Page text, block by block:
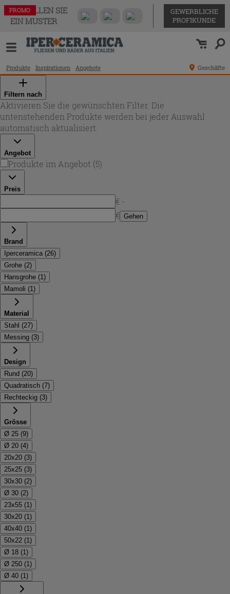
BESTELLEN SIE
EIN MUSTER
GEWERBLICHE
PROFIKUNDE
Produkte Inspirationen Angebote Geschäfte
Filtern nach
Aktivieren Sie die gewünschten Filter. Die
untenstehenden Produkte werden bei jeder Auswahl
automatisch aktualisiert.
Angebot
Produkte im Angebot (5)
Preis
€ -
€ Gehen
Brand
Iperceramica (26)
Grohe (2)
Hansgrohe (1)
Mamoli (1)
Material
Stahl (27)
Messing (3)
Design
Rund (20)
Quadratisch (7)
Rechteckig (3)
Grösse
Ø 25 (9)
Ø 20 (4)
20x20 (3)
25x25 (3)
30x30 (2)
Ø 30 (2)
23x55 (1)
30x20 (1)
40x40 (1)
50x22 (1)
Ø 18 (1)
Ø 250 (1)
Ø 40 (1)
PROMO
PROMO
PROMO
PROMO
PROMO